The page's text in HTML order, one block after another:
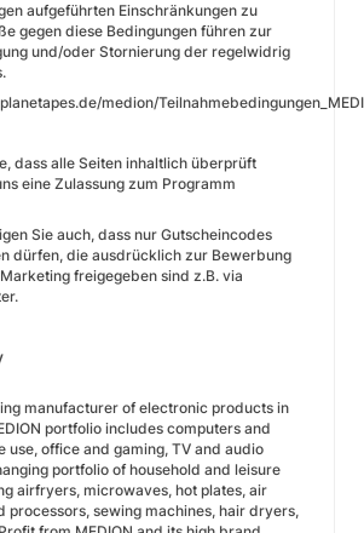
aufgeführten Einschränkungen zu
gegen diese Bedingungen führen zur
und/oder Stornierung der regelwidrig
medion/
dass alle Seiten inhaltlich überprüft
eine Zulassung zum Programm
Sie auch, dass nur Gutscheincodes
dürfen, die ausdrücklich zur Bewerbung
freigegeben sind z.B. via
manufacturer of electronic products in
portfolio includes computers and
use, office and gaming, TV and audio
portfolio of household and leisure
airfryers, microwaves, hot plates, air
processors, sewing machines, hair dryers,